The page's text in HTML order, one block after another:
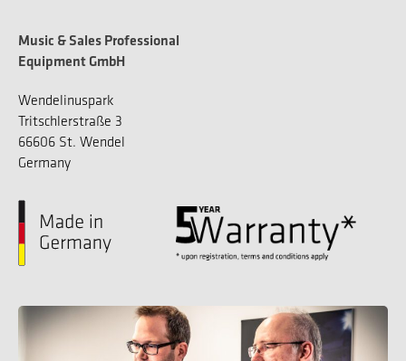
Music & Sales Professional
Equipment GmbH
Wendelinuspark
Tritschlerstraße 3
66606 St. Wendel
Germany